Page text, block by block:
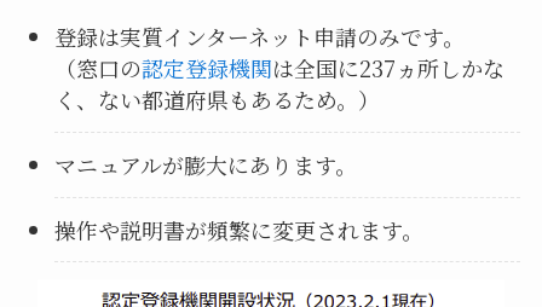
登録は実質インターネット申請のみです。
（窓口の認定登録機関は全国に237ヵ所しかな
く、ない都道府県もあるため。）
マニュアルが膨大にあります。
操作や説明書が頻繁に変更されます。